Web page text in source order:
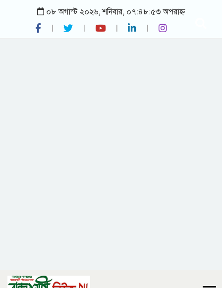
০৮ অগাস্ট ২০২৬, শনিবার, ০৭:৪৮:৫৩ অপরাহ্ন